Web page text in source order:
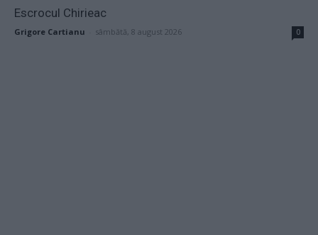
Escrocul Chirieac
Grigore Cartianu sâmbătă, 8 august 2026 0